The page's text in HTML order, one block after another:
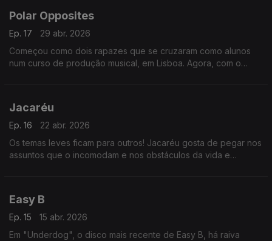
Polar Opposites
Ep. 17
29 abr. 2026
Começou como dois rapazes que se cruzaram como alunos
num curso de produção musical, em Lisboa. Agora, com o
Jacaréu
Ep. 16
22 abr. 2026
Os temas leves ficam para outros! Jacaréu gosta de pegar nos
assuntos que o incomodam e nos obstáculos da vida e
Easy B
Ep. 15
15 abr. 2026
Em "Underdog", o disco mais recente de Easy B, há raiva